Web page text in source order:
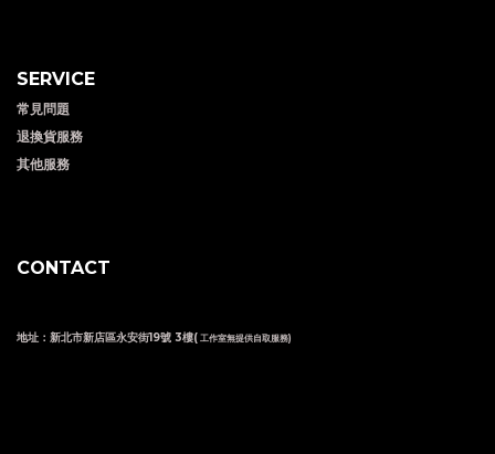
SERVICE
常見問題
退換貨服務
其他服務
CONTACT
地址：新北市新店區永安街19號 3樓( 工作室無提供自取服務)